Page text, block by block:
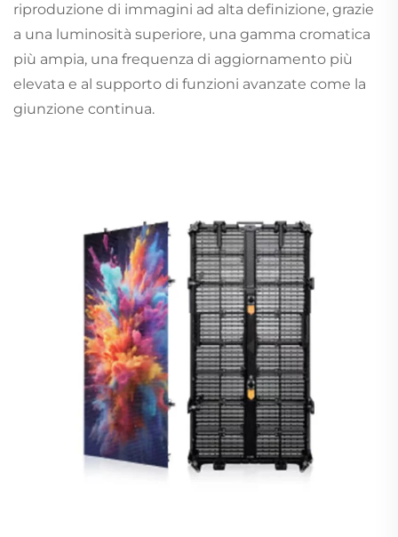
riproduzione di immagini ad alta definizione, grazie
a una luminosità superiore, una gamma cromatica
più ampia, una frequenza di aggiornamento più
elevata e al supporto di funzioni avanzate come la
giunzione continua.